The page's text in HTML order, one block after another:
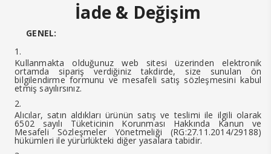
İade & Değişim
GENEL:
Kullanmakta olduğunuz web sitesi üzerinden elektronik
ortamda sipariş verdiğiniz takdirde, size sunulan ön
bilgilendirme formunu ve mesafeli satış sözleşmesini kabul
etmiş sayılırsınız.
Alıcılar, satın aldıkları ürünün satış ve teslimi ile ilgili olarak
6502 sayılı Tüketicinin Korunması Hakkında Kanun ve
Mesafeli Sözleşmeler Yönetmeliği (RG:27.11.2014/29188)
hükümleri ile yürürlükteki diğer yasalara tabidir.